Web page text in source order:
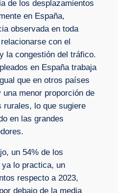
de los desplazamientos
en España,
observada en toda
con el
la congestión del tráfico.
en España trabaja
que en otros países
una menor proporción de
rurales, lo que sugiere
en las grandes
un 54% de los
lo practica, un
respecto a 2023,
debajo de la media